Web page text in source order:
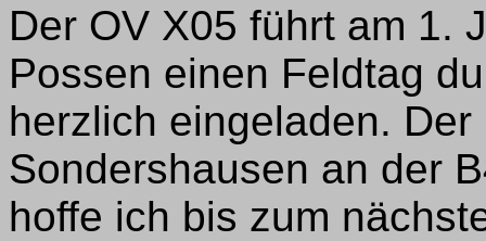
Der OV X05 führt am 1.
Possen einen Feldtag
herzlich eingeladen.
Sondershausen an der
hoffe ich bis zum